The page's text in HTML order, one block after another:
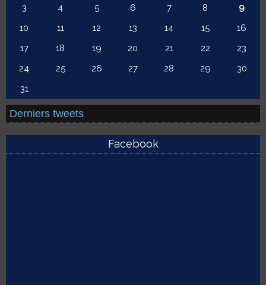
3
4 5 6 7 8
9
10
11 12 13 14 15
16
17
18 19 20 21 22
23
24
25 26 27 28 29
30
31
Derniers tweets
Facebook